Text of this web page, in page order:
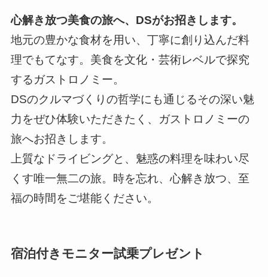
心解き放つ美食の旅へ、DSがお招きします。
地元の豊かな食材を用い、丁寧に創り込んだ料
理でもてなす。美食を文化・芸術レベルで探究
するガストロノミー。
DSのクルマづくりの哲学にも通じるその深い魅
力をぜひ体験いただきたく、ガストロノミーの
旅へお招きします。
上質なドライビングと、魅惑の料理を味わい尽
くす唯一無二の旅。時を忘れ、心解き放つ、至
福の時間をご堪能ください。
宿泊付きモニター試乗プレゼント